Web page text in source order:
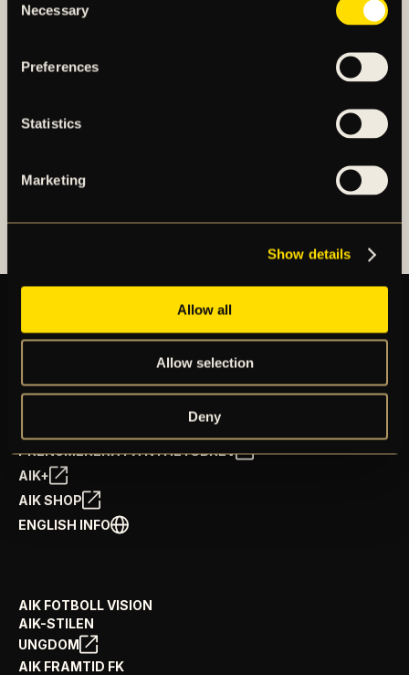
Selection
Necessary
Preferences
Statistics
Marketing
Show details
Allow all
Allow selection
Deny
AIK Fotboll AB bedriver AIK Fotbollsförenings
damlag. Herrlaget spelar i Allsvenskan och damlaget
spelar i OBOS Damallsvenskan. AIK Fotboll AB är
noterat på NGM Nordic Growth Market Stockholm.
OM AIK FOTBOLL AB
AIK FOTBOLLSFÖRENING
NYHETER
PRENUMERERA PÅ NYHETSBREV
AIK+
AIK SHOP
ENGLISH INFO
AIK FOTBOLL VISION
AIK-STILEN
UNGDOM
AIK FRAMTID FK